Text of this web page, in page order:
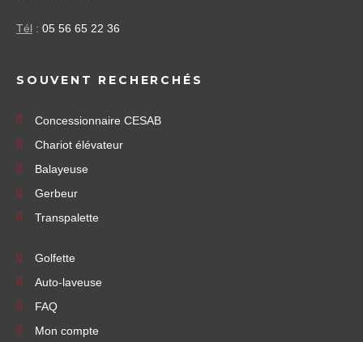
Tél : 05 56 65 22 36
SOUVENT RECHERCHÉS
Concessionnaire CESAB
Chariot élévateur
Balayeuse
Gerbeur
Transpalette
Golfette
Auto-laveuse
FAQ
Mon compte